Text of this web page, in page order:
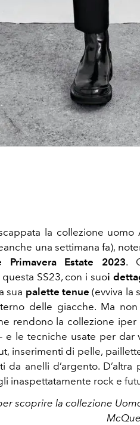
la collezione
una settimana fa),
Primavera Estate 2023.
SS23, con i suoi
sua palette tenue (evviva la
delle giacche. Ma
rendono la collezione
e le tecniche usate per
inserimenti di pelle,
da anelli d’argento.
inaspettatamente rock e
scoprire la collezione